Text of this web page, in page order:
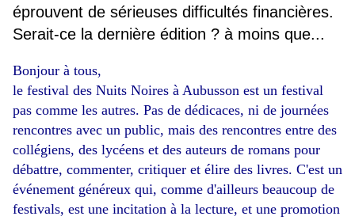
éprouvent de sérieuses difficultés financières.
Serait-ce la dernière édition ? à moins que...
Bonjour à tous,
le festival des Nuits Noires à Aubusson est un festival
pas comme les autres. Pas de dédicaces, ni de journées
rencontres avec un public, mais des rencontres entre des
collégiens, des lycéens et des auteurs de romans pour
débattre, commenter, critiquer et élire des livres. C'est un
événement généreux qui, comme d'ailleurs beaucoup de
festivals, est une incitation à la lecture, et une promotion